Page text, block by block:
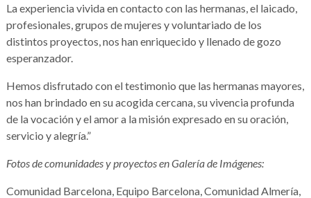
La experiencia vivida en contacto con las hermanas, el laicado,
profesionales, grupos de mujeres y voluntariado de los
distintos proyectos, nos han enriquecido y llenado de gozo
esperanzador.
Hemos disfrutado con el testimonio que las hermanas mayores,
nos han brindado en su acogida cercana, su vivencia profunda
de la vocación y el amor a la misión expresado en su oración,
servicio y alegría.”
Fotos de comunidades y proyectos en Galería de Imágenes:
Comunidad Barcelona, Equipo Barcelona, Comunidad Almería,